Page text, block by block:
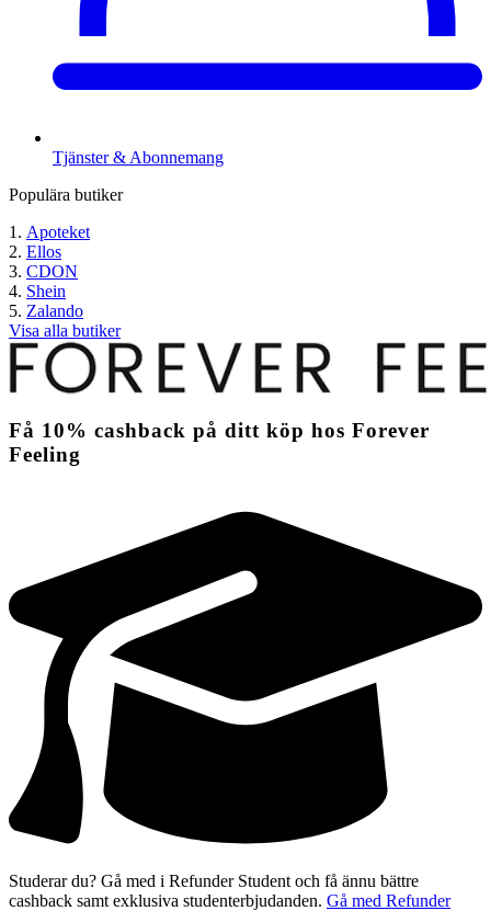
Tjänster & Abonnemang
Populära butiker
Apoteket
Ellos
CDON
Shein
Zalando
Visa alla butiker
Få 10% cashback på ditt köp hos Forever
Feeling
Studerar du? Gå med i Refunder Student och få ännu bättre
cashback samt exklusiva studenterbjudanden. Gå med Refunder